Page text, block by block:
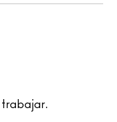
trabajar.